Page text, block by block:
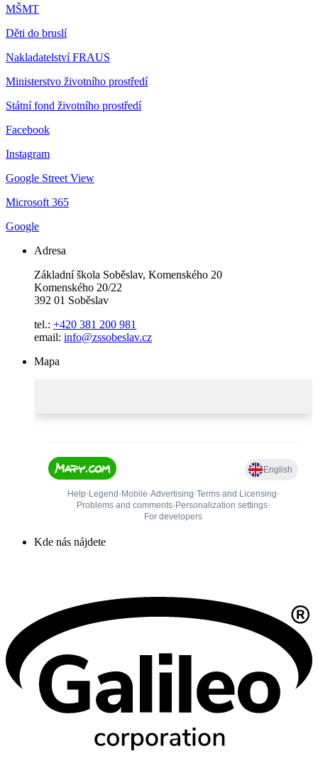
MŠMT
Děti do bruslí
Nakladatelství FRAUS
Ministerstvo životního prostředí
Státní fond životního prostředí
Facebook
Instagram
Google Street View
Microsoft 365
Google
Adresa
Základní škola Soběslav, Komenského 20
Komenského 20/22
392 01 Soběslav
tel.: +420 381 200 981
email: info@zssobeslav.cz
Mapa
Kde nás nájdete